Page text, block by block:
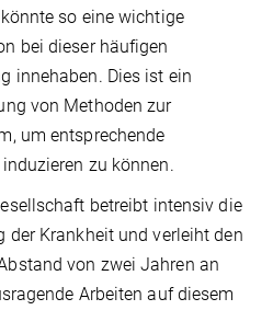
so eine wichtige
bei dieser häufigen
innehaben. Dies ist ein
von Methoden zur
um entsprechende
zu können.
betreibt intensiv die
der Krankheit und verleiht den
von zwei Jahren an
Arbeiten auf diesem